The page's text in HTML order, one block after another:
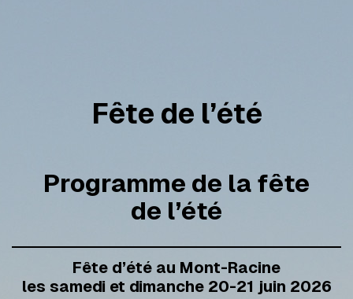
Fête de l’été
Programme de la fête
de l’été
Fête d’été au Mont-Racine
les samedi et dimanche 20-21 juin 2026